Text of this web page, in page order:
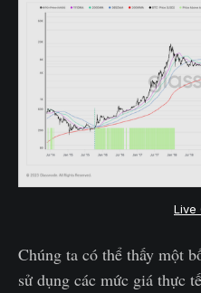
Live
Chúng ta có thể thấy một
sử dụng các mức giá thực